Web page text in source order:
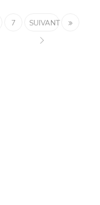
7 SUIVANT